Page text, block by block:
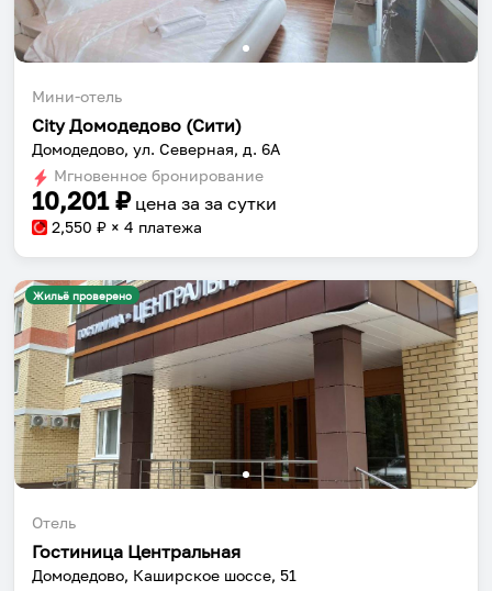
Мини-отель
City Домодедово (Сити)
Домодедово, ул. Северная, д. 6А
Мгновенное бронирование
10,201₽ цена за за сутки
2,550 ₽ × 4 платежа
Жильё проверено
Отель
Гостиница Центральная
Домодедово, Каширское шоссе, 51